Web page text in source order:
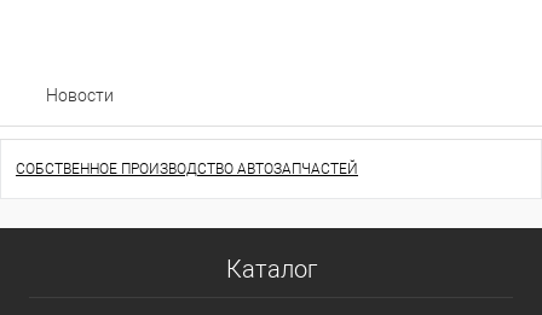
Новости
СОБСТВЕННОЕ ПРОИЗВОДСТВО АВТОЗАПЧАСТЕЙ
Каталог